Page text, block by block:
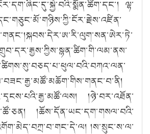
ལྷ་
།ཉེ་བར་འཐོན་
།ཆོས་དོན་ཡང་དག་གསལ་བའི་
།ས་སྲུང་ས་ལ་